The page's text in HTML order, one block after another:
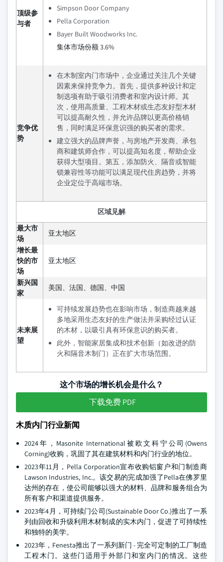
顶级参
与者
Simpson Door Company
Pella Corporation
Bayer Built Woodworks Inc.
集体市场份额 3.6%
竞争优
势
在木制室内门市场中，企业通过关注几个关键
因素来保持竞争力。首先，提供多种设计和定
制选项有助于吸引消费者和室内设计师。其
次，使用高质量、工程木材或生态友好型木材
可以提高耐久性，并允许品牌以更高价格销
售，同时满足环保意识强的购买者的需求。
建立强大的品牌声誉，与房地产开发商、承包
商和建筑师合作，可以提高知名度，帮助企业
获得大型项目。第五，添加防火、隔音或智能
锁兼容性等功能可以满足现代住房趋势，并将
企业定位于高端市场。
区域见解
最大市
场
亚太地区
增长最
快的市
场
亚太地区
新兴国
家
美国、法国、德国、中国
未来展
望
可持续发展趋势也在影响市场，制造商越来越
多地采用生态友好的生产做法并采购经过认证
的木材，以吸引具有环保意识的购买者。
此外，智能家居集成和技术创新（如改进的防
火和隔音木制门）正在扩大市场范围。
这个市场的增长机会是什么？
下载免费 PDF
木质内门行业新闻
2024年，Masonite International被欧文科宁公司(Owens
Corning)收购，巩固了其在建筑材料和内门行业的地位。
2023年11月，Pella Corporation宣布收购铝窗户和门制造商
Lawson Industries, Inc.。该交易的完成加强了Pella在佛罗里
达州的存在，使公司能够以强大的材料、品牌和服务组合为
所有客户和渠道提供服务。
2023年4月，可持续门公司(Sustainable Door Co.)推出了一系
列由回收和升级利用木材制成的实木内门，促进了可持续性
和独特的美学。
2023年，Fenesta推出了一系列新门 - 完全可定制的工厂制造
工程木门。这些门适用于外部门和室内门的情况。这些